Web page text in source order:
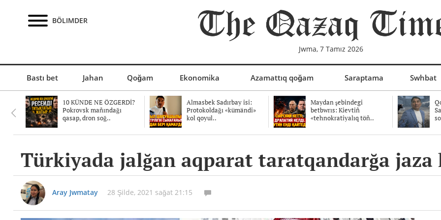
BÖLIMDER
Jwma, 7 Tamız 2026
Bastı bet Jahan Qoğam Ekonomika Azamattıq qoğam Saraptama Swhbat
10 KÜNDE NE ÖZGERDİ?
Pokrovsk mañındağı
qasap, dron soğ..
Almasbek Sadırbay isi:
Protokoldağı «kümändi»
kol qoyul..
Maydan şebindegi
betbwrıs: Kievtiñ
«tehnokratiyalıq töñ..
Türkiyada jalğan aqparat taratqandarğa jaza
Aray Jwmatay 28 Şilde, 2021 sağat 21:15